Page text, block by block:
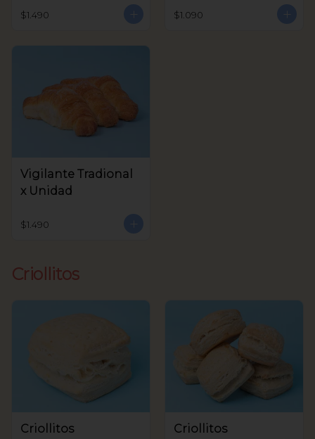
$1.490 $1.090
Vigilante Tradional
x Unidad
$1.490
Criollitos
Criollitos
Criollitos